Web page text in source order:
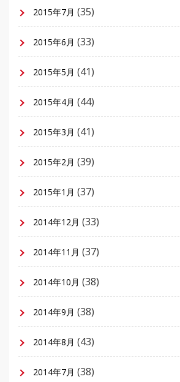
2015年7月 (35)
2015年6月 (33)
2015年5月 (41)
2015年4月 (44)
2015年3月 (41)
2015年2月 (39)
2015年1月 (37)
2014年12月 (33)
2014年11月 (37)
2014年10月 (38)
2014年9月 (38)
2014年8月 (43)
2014年7月 (38)